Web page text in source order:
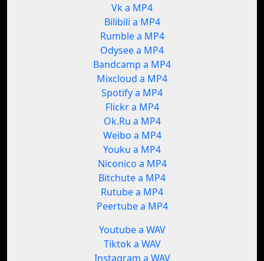
Vk a MP4
Bilibili a MP4
Rumble a MP4
Odysee a MP4
Bandcamp a MP4
Mixcloud a MP4
Spotify a MP4
Flickr a MP4
Ok.Ru a MP4
Weibo a MP4
Youku a MP4
Niconico a MP4
Bitchute a MP4
Rutube a MP4
Peertube a MP4
Youtube a WAV
Tiktok a WAV
Instagram a WAV